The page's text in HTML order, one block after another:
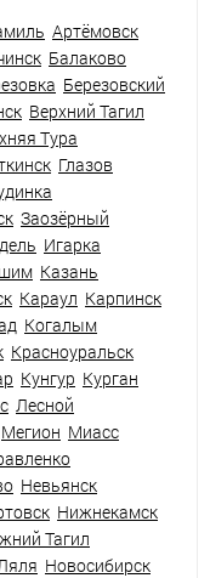
Артёмовск
Балаково
Березовский
Верхний Тагил
Тура
Глазов
Заозёрный
Игарка
Казань
Караул Карпинск
Когалым
Красноуральск
Кунгур Курган
Лесной
Мегион Миасс
Невьянск
Нижнекамск
Тагил
Новосибирск